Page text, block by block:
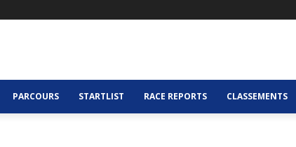
PARCOURS STARTLIST RACE REPORTS CLASSEMENTS